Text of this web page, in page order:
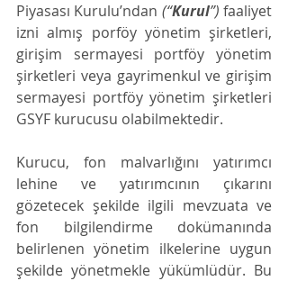
Piyasası Kurulu’ndan (“Kurul”) faaliyet
izni almış porföy yönetim şirketleri,
girişim sermayesi portföy yönetim
şirketleri veya gayrimenkul ve girişim
sermayesi portföy yönetim şirketleri
GSYF kurucusu olabilmektedir.
Kurucu, fon malvarlığını yatırımcı
lehine ve yatırımcının çıkarını
gözetecek şekilde ilgili mevzuata ve
fon bilgilendirme dokümanında
belirlenen yönetim ilkelerine uygun
şekilde yönetmekle yükümlüdür. Bu